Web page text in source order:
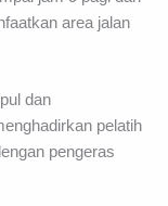
area jalan
dan
pelatih
pengeras